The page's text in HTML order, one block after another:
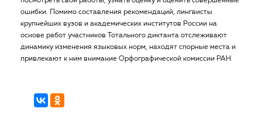
ошибки. Помимо составления рекомендаций, лингвисты
крупнейших вузов и академических институтов России на
основе работ участников Тотального диктанта отслеживают
динамику изменения языковых норм, находят спорные места и
привлекают к ним внимание Орфографической комиссии РАН.